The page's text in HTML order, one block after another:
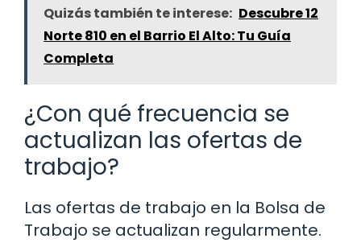
Quizás también te interese: Descubre 12
Norte 810 en el Barrio El Alto: Tu Guía
Completa
¿Con qué frecuencia se
actualizan las ofertas de
trabajo?
Las ofertas de trabajo en la Bolsa de
Trabajo se actualizan regularmente.